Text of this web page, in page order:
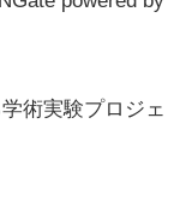
術実験プロジェ